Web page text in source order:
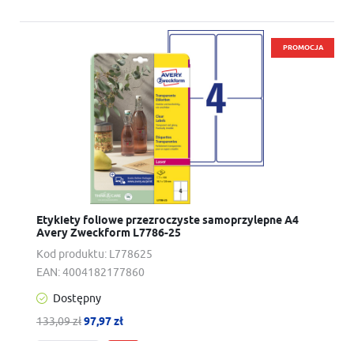
PROMOCJA
Kod produktu: L778625
Etykiety foliowe przezroczyste samoprzylepne A4
Avery Zweckform L7786-25
EAN:4004182177860
Dostępny
133,09 zł97,97 zł